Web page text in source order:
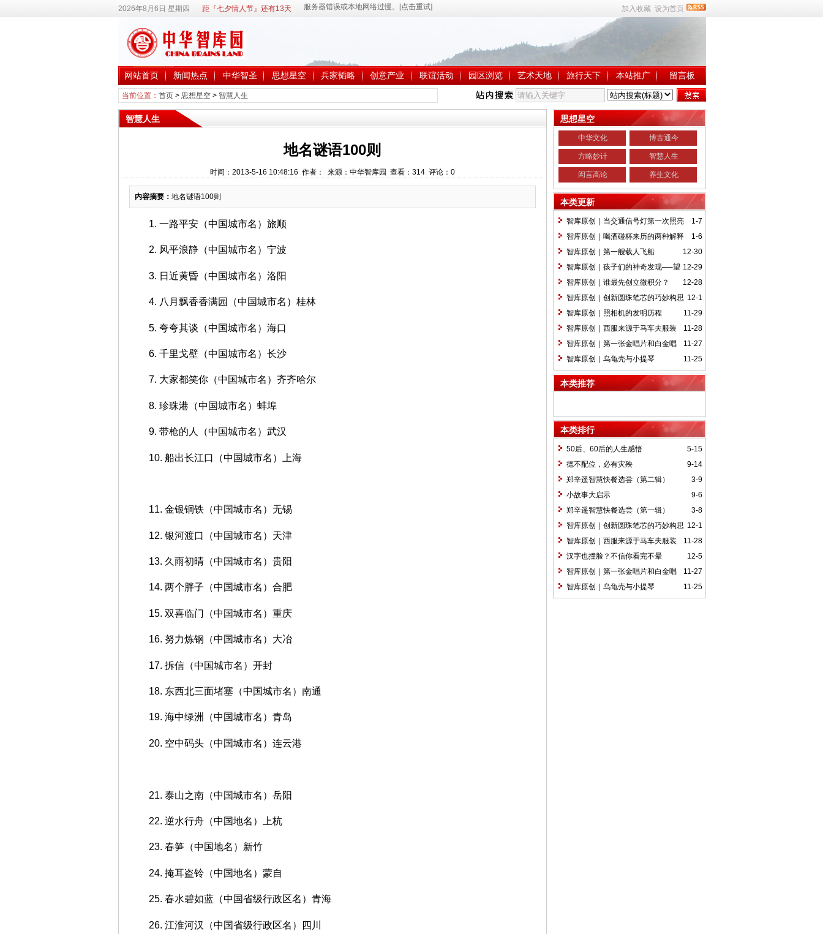
2026年8月6日 星期四 距『七夕情人节』还有13天 加入收藏 设为首页
网站首页 新闻热点 中华智圣 思想星空 兵家韬略 创意产业 联谊活动 园区浏览 艺术天地 旅行天下 本站推广 留言板
当前位置： 首页> 思想星空> 智慧人生
智慧人生
地名谜语100则
时间：2013-5-16 10:48:16 作者： 来源：中华智库园 查看： 314评论： 0
内容摘要： 地名谜语100则
1. 一路平安（中国城市名）旅顺
2. 风平浪静（中国城市名）宁波
3. 日近黄昏（中国城市名）洛阳
4. 八月飘香香满园（中国城市名）桂林
5. 夸夸其谈（中国城市名）海口
6. 千里戈壁（中国城市名）长沙
7. 大家都笑你（中国城市名）齐齐哈尔
8. 珍珠港（中国城市名）蚌埠
9. 带枪的人（中国城市名）武汉
10. 船出长江口（中国城市名）上海
11. 金银铜铁（中国城市名）无锡
12. 银河渡口（中国城市名）天津
13. 久雨初晴（中国城市名）贵阳
14. 两个胖子（中国城市名）合肥
15. 双喜临门（中国城市名）重庆
16. 努力炼钢（中国城市名）大冶
17. 拆信（中国城市名）开封
18. 东西北三面堵塞（中国城市名）南通
19. 海中绿洲（中国城市名）青岛
20. 空中码头（中国城市名）连云港
21. 泰山之南（中国城市名）岳阳
22. 逆水行舟（中国地名）上杭
23. 春笋（中国地名）新竹
24. 掩耳盗铃（中国地名）蒙自
25. 春水碧如蓝（中国省级行政区名）青海
26. 江淮河汉（中国省级行政区名）四川
思想星空
中华文化 博古通今
方略妙计 智慧人生
闳言高论 养生文化
本类更新
1-7
智库原创｜当交通信号灯第一次照亮
伦敦街头的时候……
1-6
智库原创｜喝酒碰杯来历的两种解释
12-30
智库原创｜第一艘载人飞船
12-29
智库原创｜孩子们的神奇发现──望
远镜
12-28
智库原创｜谁最先创立微积分？
12-1
智库原创｜创新圆珠笔芯的巧妙构思
11-29
智库原创｜照相机的发明历程
11-28
智库原创｜西服来源于马车夫服装
11-27
智库原创｜第一张金唱片和白金唱
片
11-25
智库原创｜乌龟壳与小提琴
本类推荐
本类排行
5-15
50后、60后的人生感悟
9-14
德不配位，必有灾殃
3-9
郑辛遥智慧快餐选尝（第二辑）
9-6
小故事大启示
3-8
郑辛遥智慧快餐选尝（第一辑）
12-1
智库原创｜创新圆珠笔芯的巧妙构思
11-28
智库原创｜西服来源于马车夫服装
12-5
汉字也撞脸？不信你看完不晕
11-27
智库原创｜第一张金唱片和白金唱
片
11-25
智库原创｜乌龟壳与小提琴